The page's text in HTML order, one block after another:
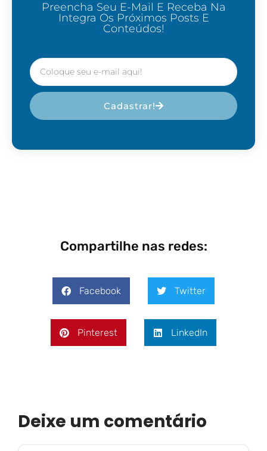
Preencha Seu E-Mail E Receba Na
Integra Os Próximos Posts E
Conteúdos!
Cadastrar!
Compartilhe nas redes:
Facebook Twitter
Pinterest LinkedIn
Deixe um comentário